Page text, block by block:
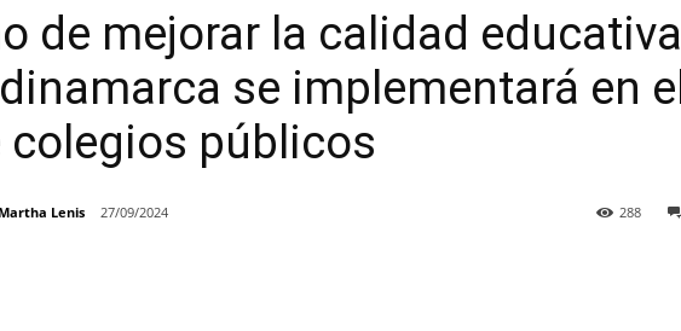
de mejorar la calidad educativa
se implementará en el
colegios públicos
Martha Lenis 27/09/2024 288